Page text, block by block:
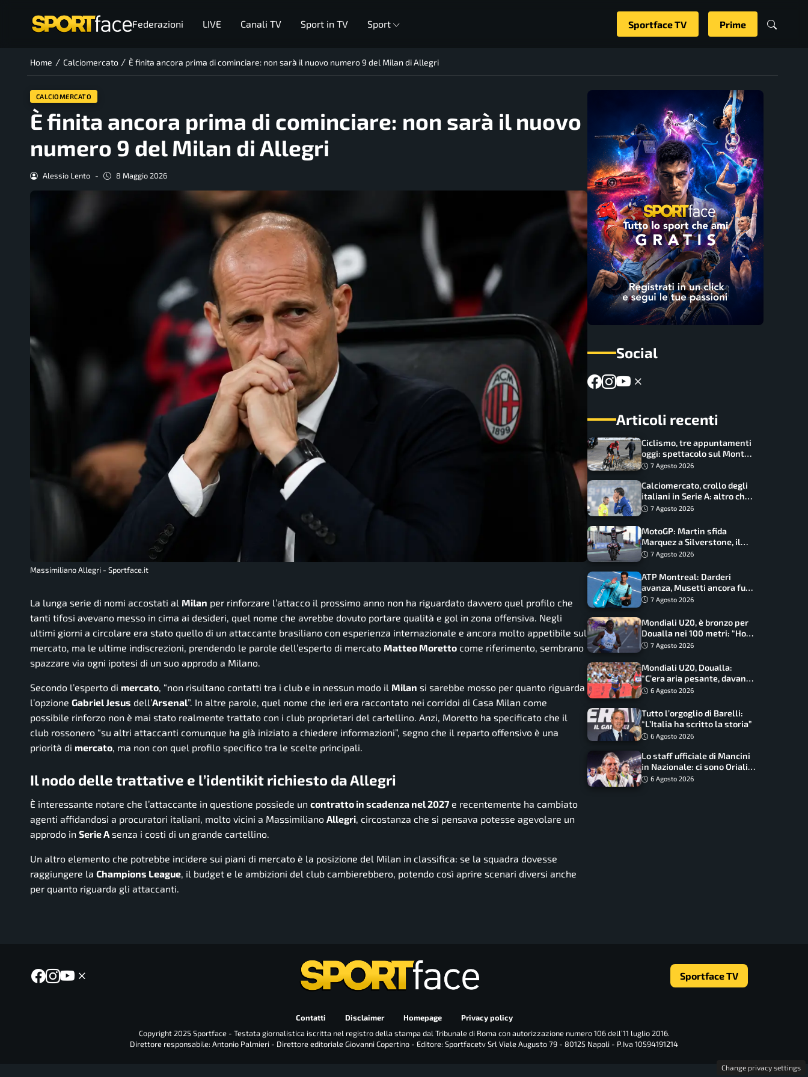
Federazioni LIVE Canali TV Sport in TV Sport Sportface TV Prime
Home / Calciomercato / È finita ancora prima di cominciare: non sarà il nuovo numero 9 del Milan di Allegri
CALCIOMERCATO
È finita ancora prima di cominciare: non sarà il nuovo
numero 9 del Milan di Allegri
Alessio Lento - 8 Maggio 2026
Massimiliano Allegri - Sportface.it
La lunga serie di nomi accostati al Milan per rinforzare l’attacco il prossimo anno non ha riguardato davvero quel profilo che
tanti tifosi avevano messo in cima ai desideri, quel nome che avrebbe dovuto portare qualità e gol in zona offensiva. Negli
ultimi giorni a circolare era stato quello di un attaccante brasiliano con esperienza internazionale e ancora molto appetibile sul
mercato, ma le ultime indiscrezioni, prendendo le parole dell’esperto di mercato Matteo Moretto come riferimento, sembrano
spazzare via ogni ipotesi di un suo approdo a Milano.
Secondo l’esperto di mercato, “non risultano contatti tra i club e in nessun modo il Milan si sarebbe mosso per quanto riguarda
l’opzione Gabriel Jesus dell’Arsenal”. In altre parole, quel nome che ieri era raccontato nei corridoi di Casa Milan come
possibile rinforzo non è mai stato realmente trattato con i club proprietari del cartellino. Anzi, Moretto ha specificato che il
club rossonero “su altri attaccanti comunque ha già iniziato a chiedere informazioni”, segno che il reparto offensivo è una
priorità di mercato, ma non con quel profilo specifico tra le scelte principali.
Il nodo delle trattative e l’identikit richiesto da Allegri
È interessante notare che l’attaccante in questione possiede un contratto in scadenza nel 2027 e recentemente ha cambiato
agenti affidandosi a procuratori italiani, molto vicini a Massimiliano Allegri , circostanza che si pensava potesse agevolare un
approdo in Serie A senza i costi di un grande cartellino.
Un altro elemento che potrebbe incidere sui piani di mercato è la posizione del Milan in classifica: se la squadra dovesse
raggiungere la Champions League , il budget e le ambizioni del club cambierebbero, potendo così aprire scenari diversi anche
per quanto riguarda gli attaccanti.
Social
Articoli recenti
Ciclismo, tre appuntamenti
oggi: spettacolo sul Mont
Ventoux, orari e come
7 Agosto 2026
Calciomercato, crollo degli
italiani in Serie A: altro che
svolta dopo il Mondiale
7 Agosto 2026
MotoGP: Martin sfida
Marquez a Silverstone, il
programma e gli orari
7 Agosto 2026
ATP Montreal: Darderi
avanza, Musetti ancora fuori
con Jodar
7 Agosto 2026
Mondiali U20, è bronzo per
Doualla nei 100 metri: “Ho
scacciato l’ansia”
7 Agosto 2026
Mondiali U20, Doualla:
“C’era aria pesante, davano
le mascherine! Finale? Non
6 Agosto 2026
Tutto l’orgoglio di Barelli:
“L’Italia ha scritto la storia”
6 Agosto 2026
Lo staff ufficiale di Mancini
in Nazionale: ci sono Oriali e
Bonucci, confermato un
6 Agosto 2026
Sportface TV
Contatti Disclaimer Homepage
Privacy policy
Copyright 2025 Sportface - Testata giornalistica iscritta nel registro della stampa dal Tribunale di Roma con autorizzazione numero 106 dell’11 luglio 2016.
Direttore responsabile: Antonio Palmieri - Direttore editoriale Giovanni Copertino - Editore: Sportfacetv Srl Viale Augusto 79 - 80125 Napoli - P.Iva 10594191214
Change privacy settings